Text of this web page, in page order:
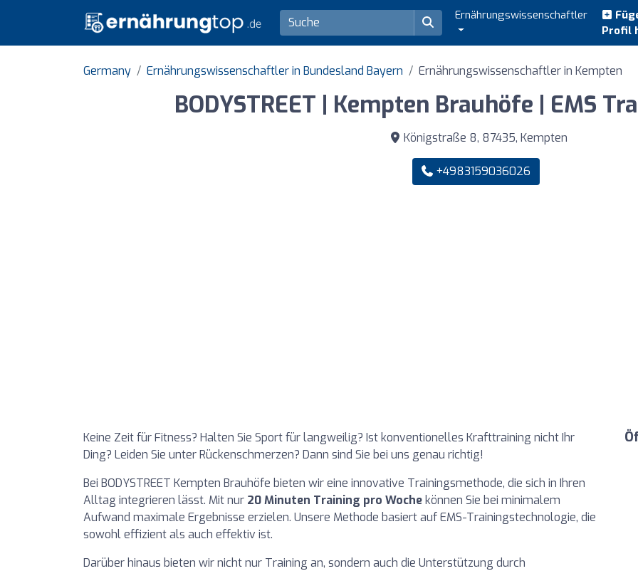
Ernährungswissenschaftler
Profil
Germany Ernährungswissenschaftler in Bundesland Bayern Ernährungswissenschaftler in Kempten
BODYSTREET | Kempten Brauhöfe | EMS
Königstraße 8, 87435, Kempten
+4983159036026
Keine Zeit für Fitness? Halten Sie Sport für langweilig? Ist konventionelles Krafttraining nicht Ihr
Ding? Leiden Sie unter Rückenschmerzen? Dann sind Sie bei uns genau richtig!
Bei BODYSTREET Kempten Brauhöfe bieten wir eine innovative Trainingsmethode, die sich in Ihren
Alltag integrieren lässt. Mit nur 20 Minuten Training pro Woche können Sie bei minimalem
Aufwand maximale Ergebnisse erzielen. Unsere Methode basiert auf EMS-Trainingstechnologie, die
sowohl effizient als auch effektiv ist.
Darüber hinaus bieten wir nicht nur Training an, sondern auch die Unterstützung durch